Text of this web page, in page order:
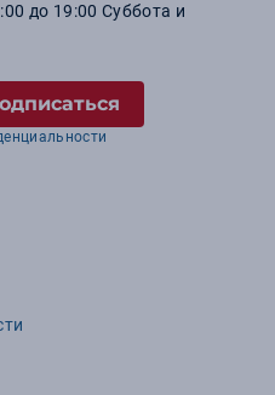
до 19:00 Суббота и